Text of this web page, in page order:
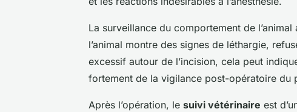
La surveillance du comportement de
l’animal montre des signes de léthargie,
excessif autour de l’incision, cela peut
fortement de la vigilance post-opératoire du
Après l’opération, le suivi vétérinaire est